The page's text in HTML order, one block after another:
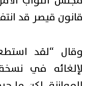
قانون قيصر قد
وقال “لقد
لإلغائه في